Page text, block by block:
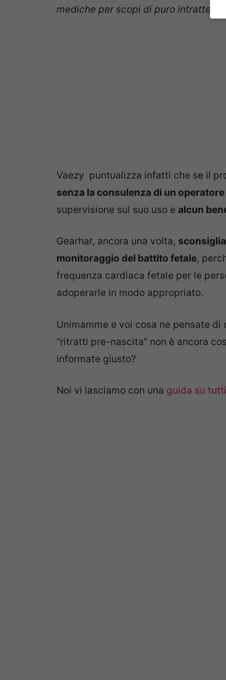
mediche per scopi di puro
Vaezy puntualizza infatti che se il
senza la consulenza di un
supervisione sul suo uso e alcun
Gearhar, ancora una volta,
monitoraggio del battito fetale,
frequenza cardiaca fetale per le
adoperarle in modo appropriato.
Unimamme e voi cosa ne pensate
“ritratti pre-nascita” non è ancora
informate giusto?
Noi vi lasciamo con una guida su